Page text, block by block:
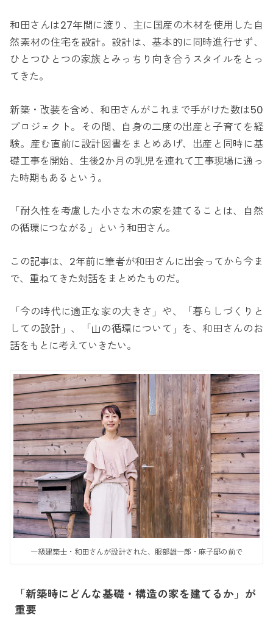
和田さんは27年間に渡り、主に国産の木材を使用した自
然素材の住宅を設計。設計は、基本的に同時進行せず、
ひとつひとつの家族とみっちり向き合うスタイルをとっ
てきた。
新築・改装を含め、和田さんがこれまで手がけた数は50
プロジェクト。その間、自身の二度の出産と子育てを経
験。産む直前に設計図書をまとめあげ、出産と同時に基
礎工事を開始、生後2か月の乳児を連れて工事現場に通っ
た時期もあるという。
「耐久性を考慮した小さな木の家を建てることは、自然
の循環につながる」という和田さん。
この記事は、2年前に筆者が和田さんに出会ってから今ま
で、重ねてきた対話をまとめたものだ。
「今の時代に適正な家の大きさ」や、「暮らしづくりと
しての設計」、「山の循環について」を、和田さんのお
話をもとに考えていきたい。
一級建築士・和田さんが設計された、服部雄一郎・麻子邸の前で
「新築時にどんな基礎・構造の家を建てるか」が
重要